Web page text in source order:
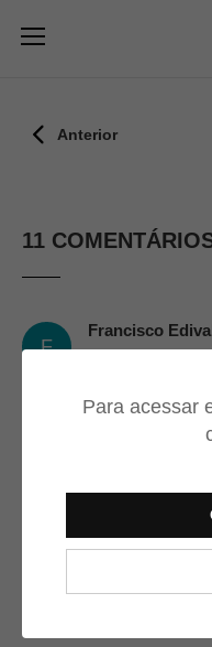
Para acessar
Anterior
11
F
Francisco
Tenho um mais
Sérgio Samir
24/05/2024